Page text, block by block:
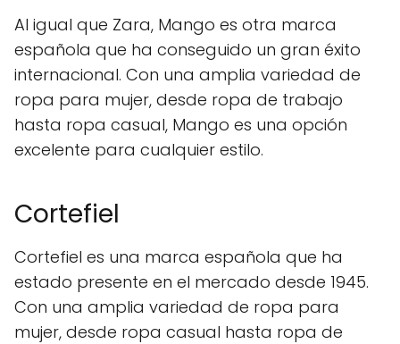
Al igual que Zara, Mango es otra marca
española que ha conseguido un gran éxito
internacional. Con una amplia variedad de
ropa para mujer, desde ropa de trabajo
hasta ropa casual, Mango es una opción
excelente para cualquier estilo.
Cortefiel
Cortefiel es una marca española que ha
estado presente en el mercado desde 1945.
Con una amplia variedad de ropa para
mujer, desde ropa casual hasta ropa de